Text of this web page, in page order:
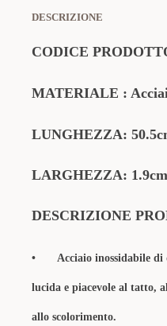
DESCRIZIONE
CODICE
MATERIALE :
LUNGHEZZA:
LARGHEZZA: 1.9cm
DESCRIZIONE
• Acciaio inossidabile
lucida e piacevole al tatto,
allo scolorimento.